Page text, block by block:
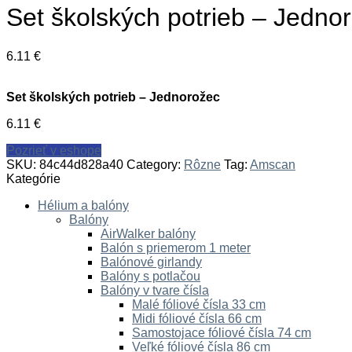
Set školských potrieb –
6.11 €
Set školských potrieb – Jednorožec
6.11 €
Pozrieť v eshope
SKU: 84c44d828a40 Category: Rôzne Tag: Amscan
Kategórie
Hélium a balóny
Balóny
AirWalker balóny
Balón s priemerom 1 meter
Balónové girlandy
Balóny s potlačou
Balóny v tvare čísla
Malé fóliové čísla 33 cm
Midi fóliové čísla 66 cm
Samostojace fóliové čísla 74 cm
Veľké fóliové čísla 86 cm